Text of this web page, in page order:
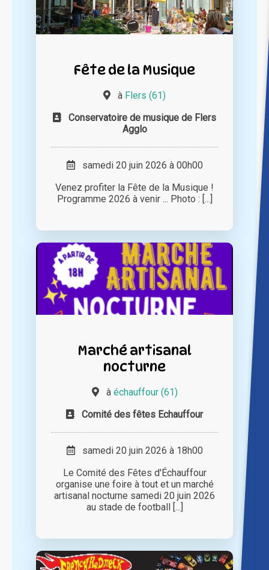
Fête de la Musique
à Flers (61)
Conservatoire de musique de Flers
Agglo
samedi 20 juin 2026 à 00h00
Venez profiter la Fête de la Musique !
Programme 2026 à venir ... Photo : [...]
Marché artisanal
nocturne
à échauffour (61)
Comité des fêtes Echauffour
samedi 20 juin 2026 à 18h00
Le Comité des Fêtes d'Échauffour
organise une foire à tout et un marché
artisanal nocturne samedi 20 juin 2026
au stade de football [...]